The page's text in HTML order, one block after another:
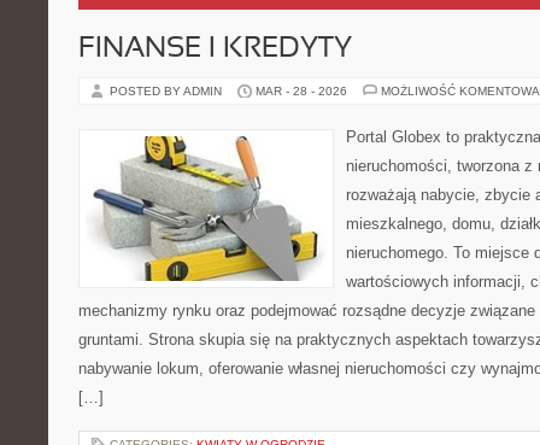
FINANSE I KREDYTY
POSTED BY ADMIN MAR - 28 - 2026 MOŻLIWOŚĆ
Portal Globex to
nieruchomości, tworzona
rozważają nabycie, zbycie
mieszkalnego, domu,
nieruchomego. To miejsce
wartościowych informacji,
mechanizmy rynku oraz podejmować rozsądne decyzje
gruntami. Strona skupia się na praktycznych aspektach
nabywanie lokum, oferowanie własnej nieruchomości czy
[…]